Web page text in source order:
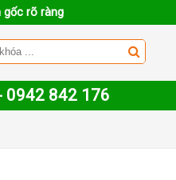
gốc rõ ràng
0942 842 176